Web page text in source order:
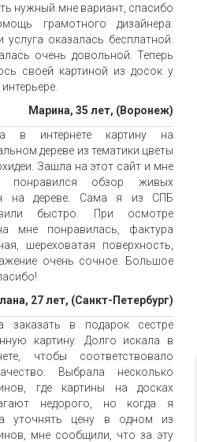
нужный мне вариант, спасибо
грамотного дизайнера.
услуга оказалась бесплатной.
очень довольной. Теперь
своей картиной из досок у
Марина, 35 лет, (Воронеж)
в интернете картину на
дереве из тематики цветы
Зашла на этот сайт и мне
понравился обзор живых
на дереве. Сама я из СПБ
быстро. При осмотре
мне понравилась, фактура
шереховатая поверхность,
очень сочное. Большое
27 лет, (Санкт-Петербург)
заказать в подарок сестре
картину. Долго искала в
чтобы соответствовало
Выбрала несколько
где картины на досках
недорого, но когда я
уточнять цену в одном из
мне сообщили, что за эту